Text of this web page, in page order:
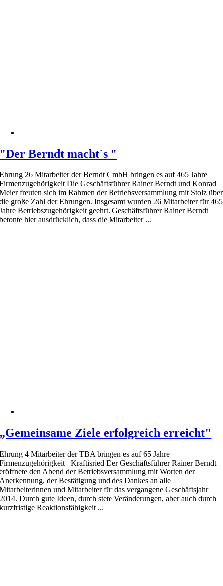
"Der Berndt macht´s "
Ehrung 26 Mitarbeiter der Berndt GmbH bringen es auf 465 Jahre
Firmenzugehörigkeit Die Geschäftsführer Rainer Berndt und Konrad
Meier freuten sich im Rahmen der Betriebsversammlung mit Stolz über
die große Zahl der Ehrungen. Insgesamt wurden 26 Mitarbeiter für 465
Jahre Betriebszugehörigkeit geehrt. Geschäftsführer Rainer Berndt
betonte hier ausdrücklich, dass die Mitarbeiter ...
„Gemeinsame Ziele erfolgreich erreicht"
Ehrung 4 Mitarbeiter der TBA bringen es auf 65 Jahre
Firmenzugehörigkeit Kraftisried Der Geschäftsführer Rainer Berndt
eröffnete den Abend der Betriebsversammlung mit Worten der
Anerkennung, der Bestätigung und des Dankes an alle
Mitarbeiterinnen und Mitarbeiter für das vergangene Geschäftsjahr
2014. Durch gute Ideen, durch stete Veränderungen, aber auch durch
kurzfristige Reaktionsfähigkeit ...